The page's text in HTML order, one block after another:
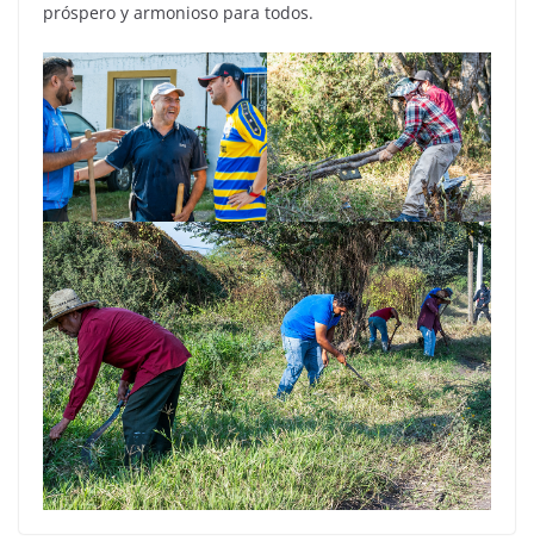
próspero y armonioso para todos.